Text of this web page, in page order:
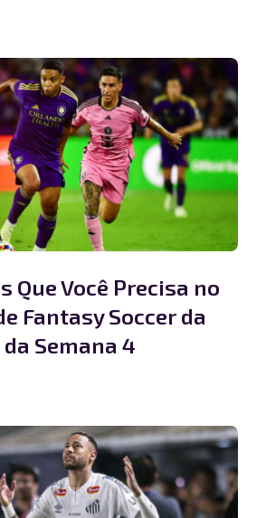
Que Você Precisa no
Fantasy Soccer da
Semana 4